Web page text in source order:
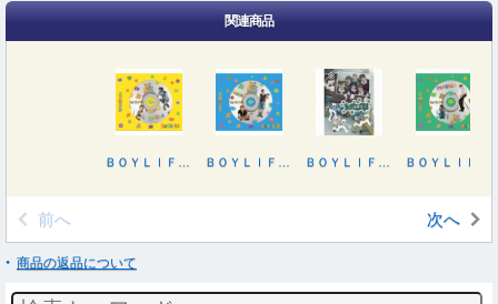
関連商品
前へ 次へ
商品の返品について